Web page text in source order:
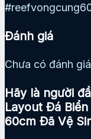
Đánh giá
Chưa có đánh
Hãy là người
Layout Đá
60cm Đã Vệ